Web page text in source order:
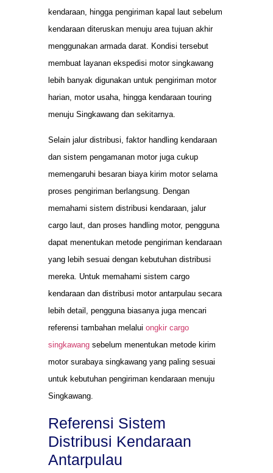
kendaraan, hingga pengiriman kapal laut sebelum
kendaraan diteruskan menuju area tujuan akhir
menggunakan armada darat. Kondisi tersebut
membuat layanan ekspedisi motor singkawang
lebih banyak digunakan untuk pengiriman motor
harian, motor usaha, hingga kendaraan touring
menuju Singkawang dan sekitarnya.
Selain jalur distribusi, faktor handling kendaraan
dan sistem pengamanan motor juga cukup
memengaruhi besaran biaya kirim motor selama
proses pengiriman berlangsung. Dengan
memahami sistem distribusi kendaraan, jalur
cargo laut, dan proses handling motor, pengguna
dapat menentukan metode pengiriman kendaraan
yang lebih sesuai dengan kebutuhan distribusi
mereka. Untuk memahami sistem cargo
kendaraan dan distribusi motor antarpulau secara
lebih detail, pengguna biasanya juga mencari
referensi tambahan melalui ongkir cargo
singkawang sebelum menentukan metode kirim
motor surabaya singkawang yang paling sesuai
untuk kebutuhan pengiriman kendaraan menuju
Singkawang.
Referensi Sistem
Distribusi Kendaraan
Antarpulau